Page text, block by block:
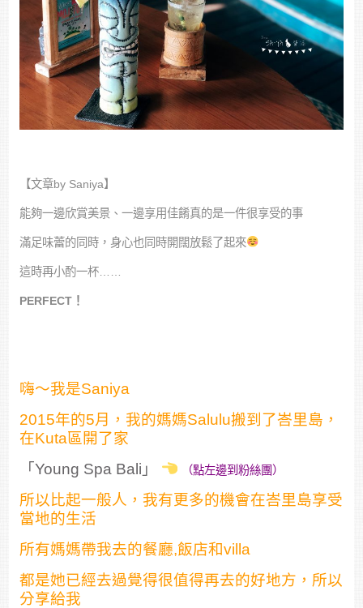
【文章by Saniya】
能夠一邊欣賞美景、一邊享用佳餚真的是一件很享受的事
滿足味蕾的同時，身心也同時開闊放鬆了起來
這時再小酌一杯……
PERFECT！
嗨～我是Saniya
2015年的5月，我的媽媽Salulu搬到了峇里島，
在Kuta區開了家
「Young Spa Bali」
（點左邊到粉絲團）
所以比起一般人，我有更多的機會在峇里島享受
當地的生活
所有媽媽帶我去的餐廳,飯店和villa
都是她已經去過覺得很值得再去的好地方，所以
分享給我